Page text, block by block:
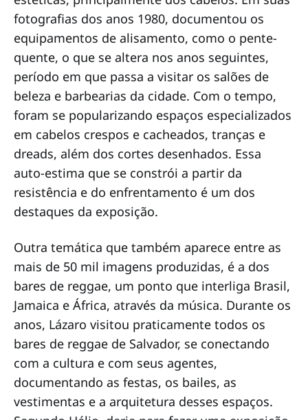
fotografias dos anos 1980, documentou os
equipamentos de alisamento, como o pente-
quente, o que se altera nos anos seguintes,
período em que passa a visitar os salões de
beleza e barbearias da cidade. Com o tempo,
foram se popularizando espaços especializados
em cabelos crespos e cacheados, tranças e
dreads, além dos cortes desenhados. Essa
auto-estima que se constrói a partir da
resistência e do enfrentamento é um dos
destaques da exposição.
Outra temática que também aparece entre as
mais de 50 mil imagens produzidas, é a dos
bares de reggae, um ponto que interliga Brasil,
Jamaica e África, através da música. Durante os
anos, Lázaro visitou praticamente todos os
bares de reggae de Salvador, se conectando
com a cultura e com seus agentes,
documentando as festas, os bailes, as
vestimentas e a arquitetura desses espaços.